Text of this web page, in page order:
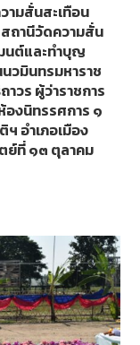
ามสั่นสะเทือน
ถานีวัดความสั่น
นต์และทำบุญ
วมินทรมหาราช
วร ผู้ว่าราชการ
องนิทรรศการ ๑
อำเภอเมือง
ย์ที่ ๑๓ ตุลาคม